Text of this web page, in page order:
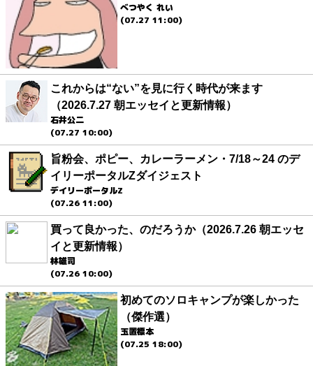
べつやく れい
(07.27 11:00)
これからは“ない”を見に行く時代が来ます
（2026.7.27 朝エッセイと更新情報）
石井公二
(07.27 10:00)
旨粉会、ポピー、カレーラーメン・7/18～24 のデ
イリーポータルZダイジェスト
デイリーポータルZ
(07.26 11:00)
買って良かった、のだろうか（2026.7.26 朝エッセ
イと更新情報）
林雄司
(07.26 10:00)
初めてのソロキャンプが楽しかった
（傑作選）
玉置標本
(07.25 18:00)